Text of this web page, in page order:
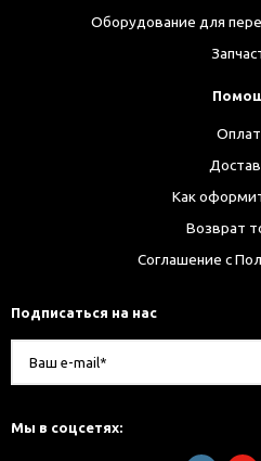
Оборудование для
Как
Возврат
Соглашение с
Подписаться на нас
Мы в соцсетях: